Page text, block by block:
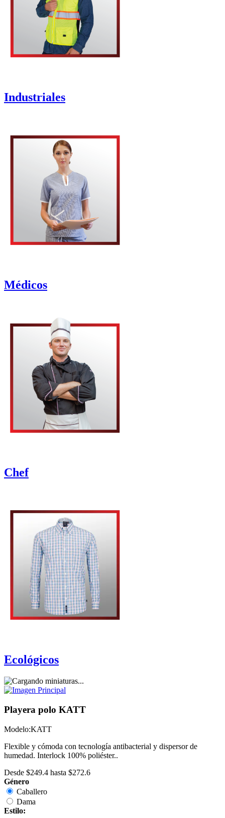
Industriales
Médicos
Chef
Ecológicos
Playera polo KATT
Modelo:KATT
Flexible y cómoda con tecnología antibacterial y dispersor de
humedad. Interlock 100% poliéster..
Desde $249.4 hasta $272.6
Género
Caballero
Dama
Estilo: